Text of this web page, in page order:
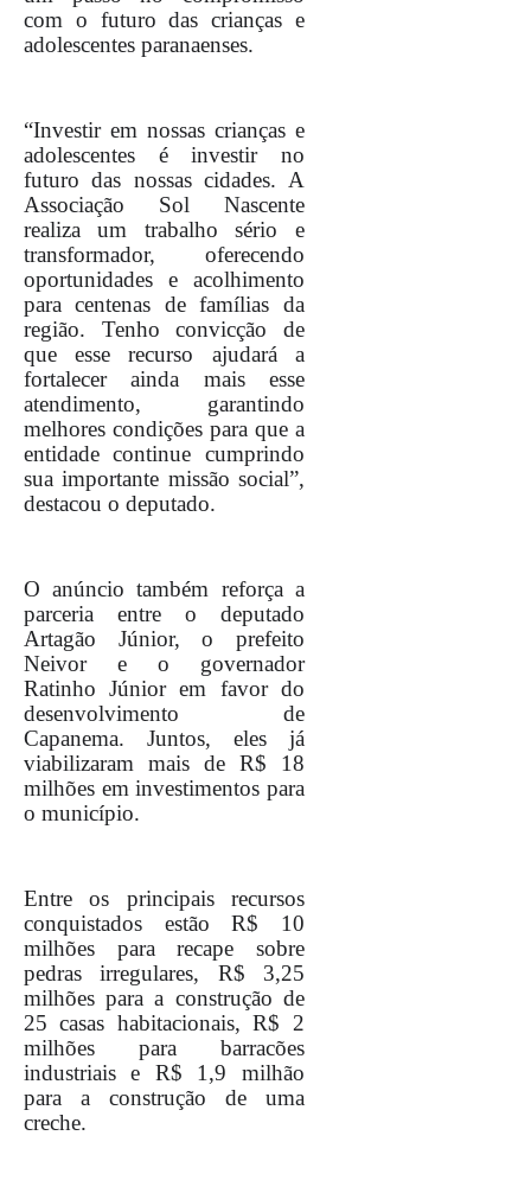
com o futuro das crianças e
adolescentes paranaenses.
“Investir em nossas crianças e
adolescentes é investir no
futuro das nossas cidades. A
Associação Sol Nascente
realiza um trabalho sério e
transformador, oferecendo
oportunidades e acolhimento
para centenas de famílias da
região. Tenho convicção de
que esse recurso ajudará a
fortalecer ainda mais esse
atendimento, garantindo
melhores condições para que a
entidade continue cumprindo
sua importante missão social”,
destacou o deputado.
O anúncio também reforça a
parceria entre o deputado
Artagão Júnior, o prefeito
Neivor e o governador
Ratinho Júnior em favor do
desenvolvimento de
Capanema. Juntos, eles já
viabilizaram mais de R$ 18
milhões em investimentos para
o município.
Entre os principais recursos
conquistados estão R$ 10
milhões para recape sobre
pedras irregulares, R$ 3,25
milhões para a construção de
25 casas habitacionais, R$ 2
milhões para barracões
industriais e R$ 1,9 milhão
para a construção de uma
creche.